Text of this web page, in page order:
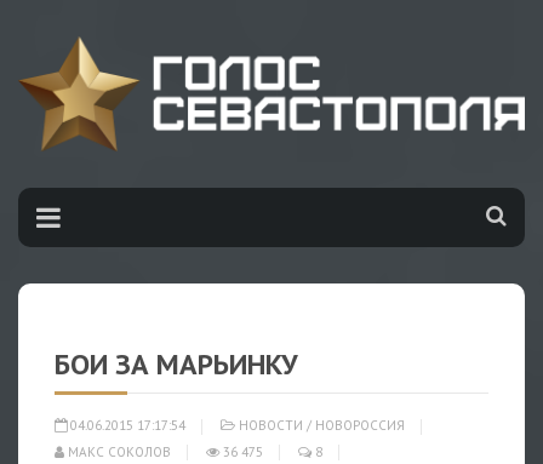
БОИ ЗА МАРЬИНКУ
04.06.2015 17:17:54 НОВОСТИ / НОВОРОССИЯ
МАКС СОКОЛОВ
36 475 8